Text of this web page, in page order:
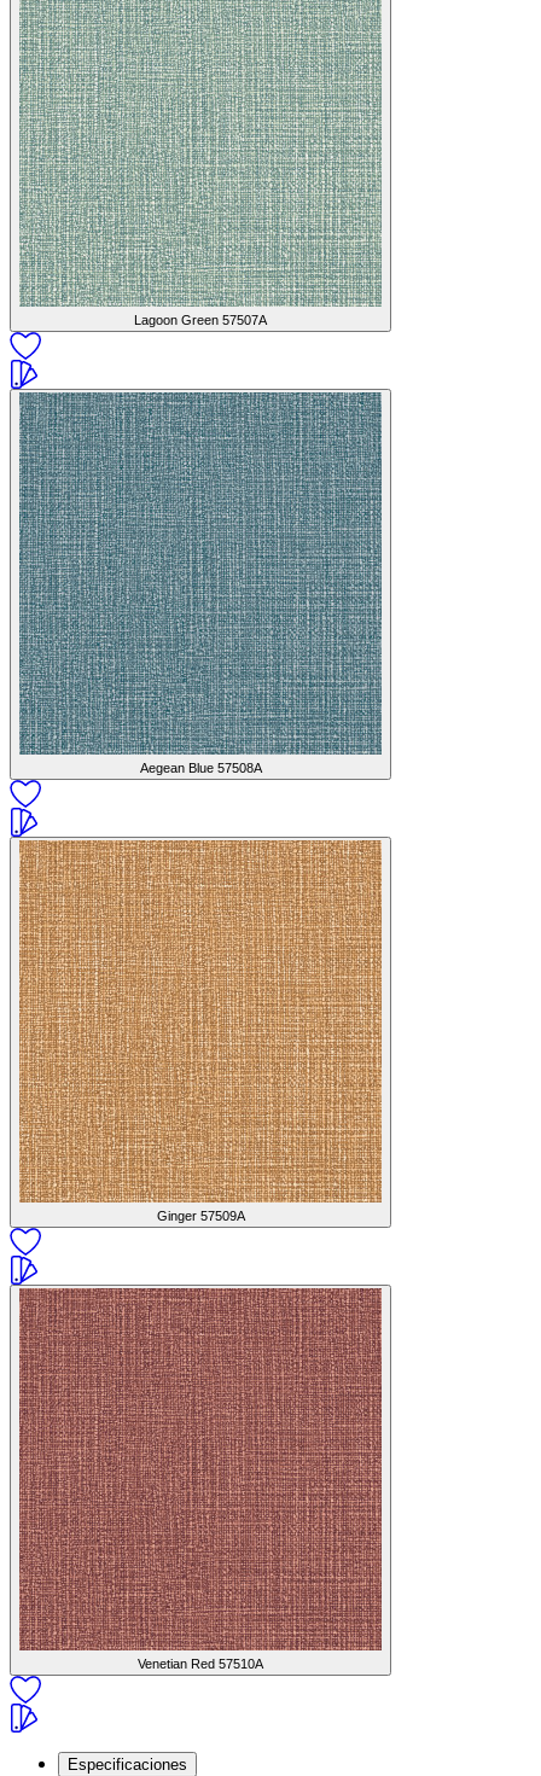
Lagoon Green 57507A
Aegean Blue 57508A
Ginger 57509A
Venetian Red 57510A
Especificaciones